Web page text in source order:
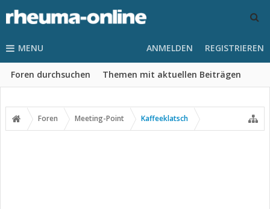
MENU
Foren durchsuchen Themen mit aktuellen Beiträgen
ANMELDEN REGISTRIEREN
Foren Meeting-Point Kaffeeklatsch